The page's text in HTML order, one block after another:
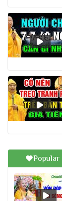
Popular